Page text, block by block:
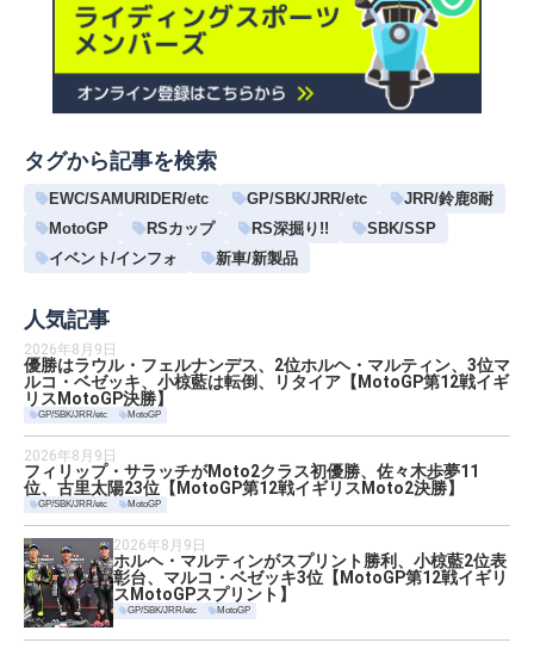
タグから記事を検索
EWC/SAMURIDER/etc GP/SBK/JRR/etc
JRR/鈴鹿8耐
MotoGP
RSカップ RS深掘り!!
SBK/SSP
イベント/インフォ
新車/新製品
人気記事
2026年8月9日
優勝はラウル・フェルナンデス、2位ホルヘ・マルティン、3位マ
ルコ・ベゼッキ、小椋藍は転倒、リタイア【MotoGP第12戦イギ
リスMotoGP決勝】
GP/SBK/JRR/etc MotoGP
2026年8月9日
フィリップ・サラッチがMoto2クラス初優勝、佐々木歩夢11
位、古里太陽23位【MotoGP第12戦イギリスMoto2決勝】
GP/SBK/JRR/etc MotoGP
2026年8月9日
ホルヘ・マルティンがスプリント勝利、小椋藍2位表
彰台、マルコ・ベゼッキ3位【MotoGP第12戦イギリ
スMotoGPスプリント】
GP/SBK/JRR/etc MotoGP